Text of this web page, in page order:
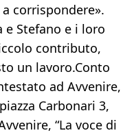
corrispondere».
e Stefano e i loro
contributo,
un lavoro.Conto
ad Avvenire,
Carbonari 3,
“La voce di